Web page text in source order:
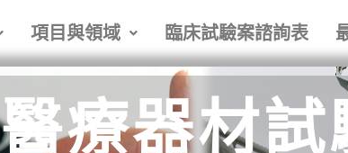
項目與領域 臨床試驗案諮詢表
醫療器材試